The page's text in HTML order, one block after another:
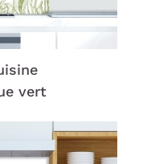
vert